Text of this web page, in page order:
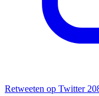
Retweeten op Twitter